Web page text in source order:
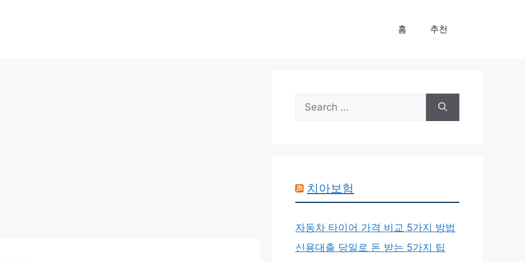
홈 추천
Search
for:
치아보험
자동차 타이어 가격 비교 5가지 방법
신용대출 당일로 돈 받는 5가지 팁